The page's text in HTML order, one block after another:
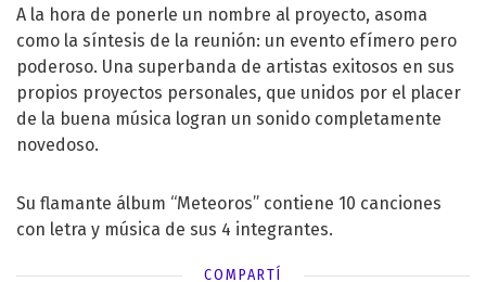
A la hora de ponerle un nombre al proyecto, asoma
como la síntesis de la reunión: un evento efímero pero
poderoso. Una superbanda de artistas exitosos en sus
propios proyectos personales, que unidos por el placer
de la buena música logran un sonido completamente
novedoso.
Su flamante álbum “Meteoros” contiene 10 canciones
con letra y música de sus 4 integrantes.
COMPARTÍ